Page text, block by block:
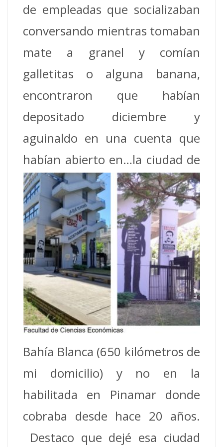
de empleadas que socializaban
conversando mientras tomaban
mate a granel y comían
galletitas o alguna banana,
encontraron que habían
depositado diciembre y
aguinaldo en una cuenta que
habían abierto en…la ciudad de
Bahía Blanca (650 kilómetros de
mi domicilio) y no en la
habilitada en Pinamar donde
cobraba desde hace 20 años.
Destaco que dejé esa ciudad